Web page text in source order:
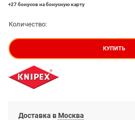
+27 бонусовна бонусную карту
Количество:
КУПИТЬ
Доставка в Москва